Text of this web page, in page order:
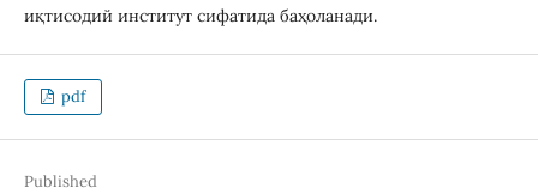
иқтисодий институт сифатида баҳоланади.
pdf
Published